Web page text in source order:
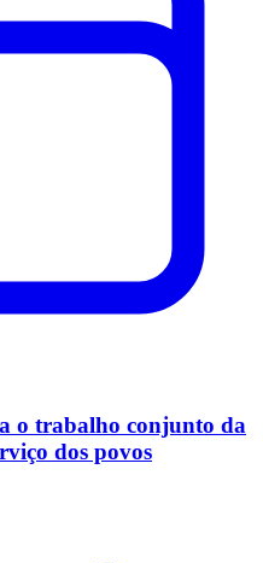
o trabalho conjunto da
dos povos